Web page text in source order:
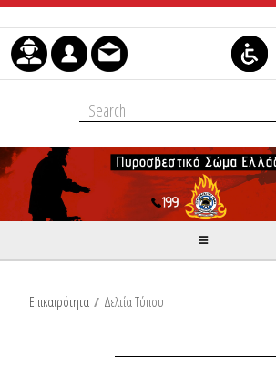
Skip to Content
Επικαιρότητα / Δελτία Τύπου